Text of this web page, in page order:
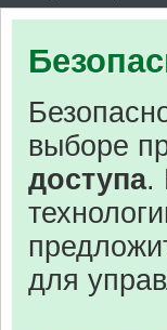
выборе
доступа.
для